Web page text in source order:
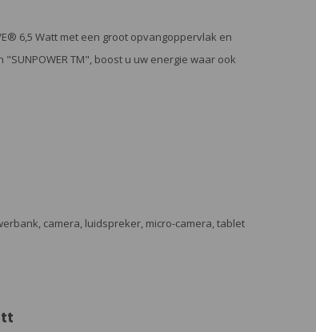
6,5 Watt met een groot opvangoppervlak en
TM", boost u uw energie waar ook
camera, luidspreker, micro-camera, tablet